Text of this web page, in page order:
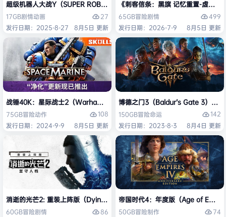
超级机器人大战Y（SUPER ROBOT WARS Y）免安装中文版
17GB剧情动画
27
发行日期：2025-8-27
8月5日 更新
《刺客信条：黑旗 记忆重置-虚拟
65GB冒险剧情
499
发行日期：2026-7-9
8月5日 更新
战锤40K：星际战士2（Warhammer 40,000: Space Marine 2）免安装
75GB冒险动作
108
发行日期：2024-9-9
8月5日 更新
博德之门3（Baldur’s Gate 3）免安
150GB冒险命运
142
发行日期：2023-8-3
8月4日 更新
消逝的光芒2: 重装上阵版（Dying Light 2 Stay Human: Reloaded
60GB冒险剧情
86
帝国时代4：年度版（Age of
50GB冒险制作
74